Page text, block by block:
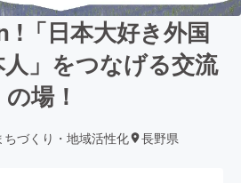
!「日本大好き外国
」をつなげる交流
の場！
ちづくり・地域活性化 長野県